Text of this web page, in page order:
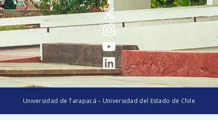
Universidad de Tarapacá – Universidad del Estado de Chile